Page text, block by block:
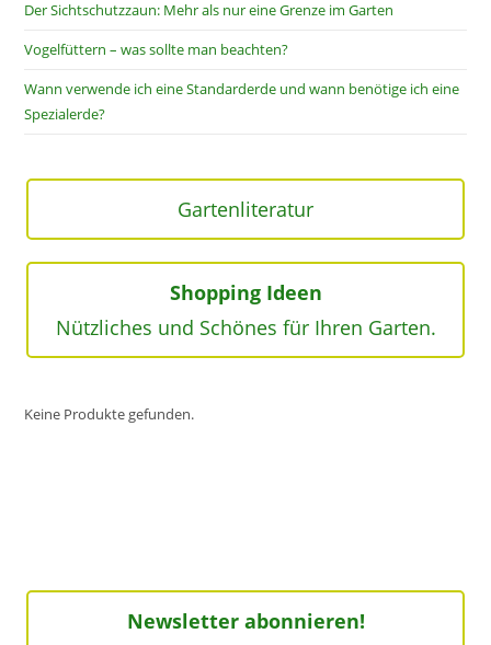
Der Sichtschutzzaun: Mehr als nur eine Grenze im Garten
Vogelfüttern – was sollte man beachten?
Wann verwende ich eine Standarderde und wann benötige ich eine
Spezialerde?
Gartenliteratur
Shopping Ideen
Nützliches und Schönes für Ihren Garten.
Keine Produkte gefunden.
Newsletter abonnieren!